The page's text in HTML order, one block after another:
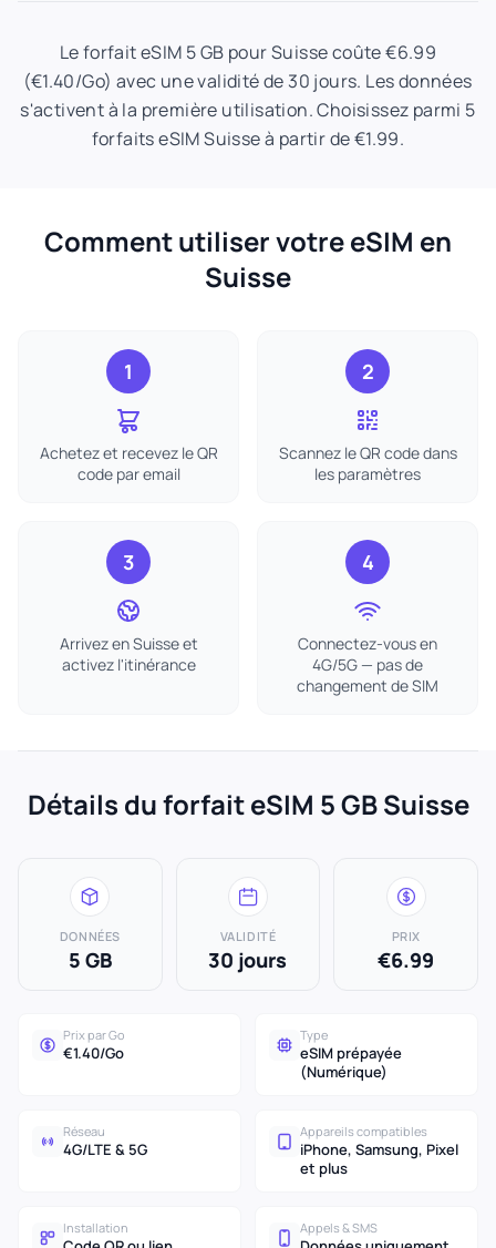
Le forfait eSIM 5 GB pour Suisse coûte €6.99
(€1.40/Go) avec une validité de 30 jours. Les données
s'activent à la première utilisation. Choisissez parmi 5
forfaits eSIM Suisse à partir de €1.99.
Comment utiliser votre eSIM en
Suisse
1
Achetez et recevez le QR
code par email
2
Scannez le QR code dans
les paramètres
3
Arrivez en Suisse et
activez l'itinérance
4
Connectez-vous en
4G/5G — pas de
changement de SIM
Détails du forfait eSIM 5 GB Suisse
DONNÉES
5 GB
VALIDITÉ
30 jours
PRIX
€6.99
Prix par Go
€1.40/Go
Type
eSIM prépayée
(Numérique)
Réseau
4G/LTE & 5G
Appareils compatibles
iPhone, Samsung, Pixel
et plus
Installation Appels & SMS